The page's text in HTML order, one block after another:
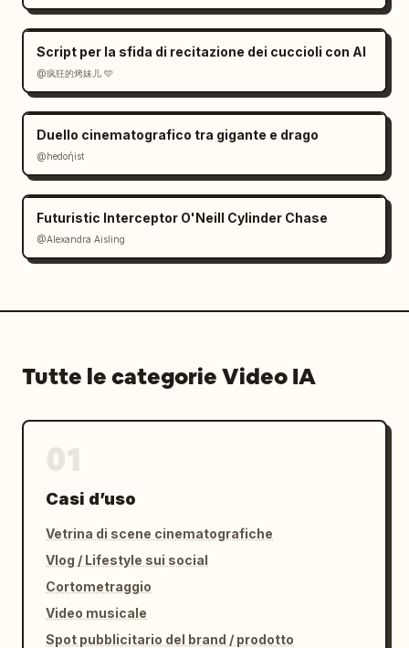
Script per la sfida di recitazione dei cuccioli con AI
@疯狂的烤妹儿 🩵
Duello cinematografico tra gigante e drago
@hedoήist
Futuristic Interceptor O'Neill Cylinder Chase
@Alexandra Aisling
Tutte le categorie Video IA
Casi d’uso
Vetrina di scene cinematografiche
Vlog / Lifestyle sui social
Cortometraggio
Video musicale
Spot pubblicitario del brand / prodotto